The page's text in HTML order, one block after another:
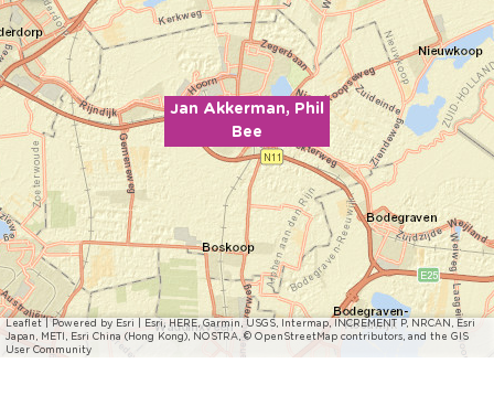
Jan Akkerman, Phil
Bee
Leaflet
Powered by Esri | Esri, HERE, Garmin, USGS, Intermap, INCREMENT P, NRCAN, Esri
Japan, METI, Esri China (Hong Kong), NOSTRA, © OpenStreetMap contributors, and the GIS
User Community